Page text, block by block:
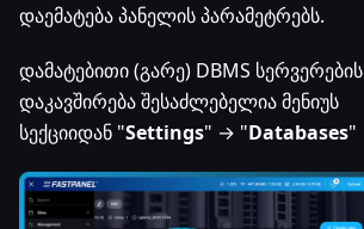
დაემატება პანელის პარამეტრებს.
დამატებითი (გარე) DBMS სერვერების
დაკავშირება შესაძლებელია მენიუს
სექციიდან "Settings" → "Databases"